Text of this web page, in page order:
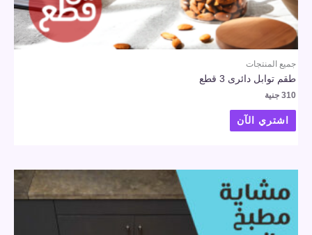
جميع المنتجات
طقم توابل دائرى 3 قطع
310 جنية
اشتري الآن